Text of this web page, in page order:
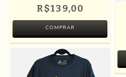
R$139,00
COMPRAR